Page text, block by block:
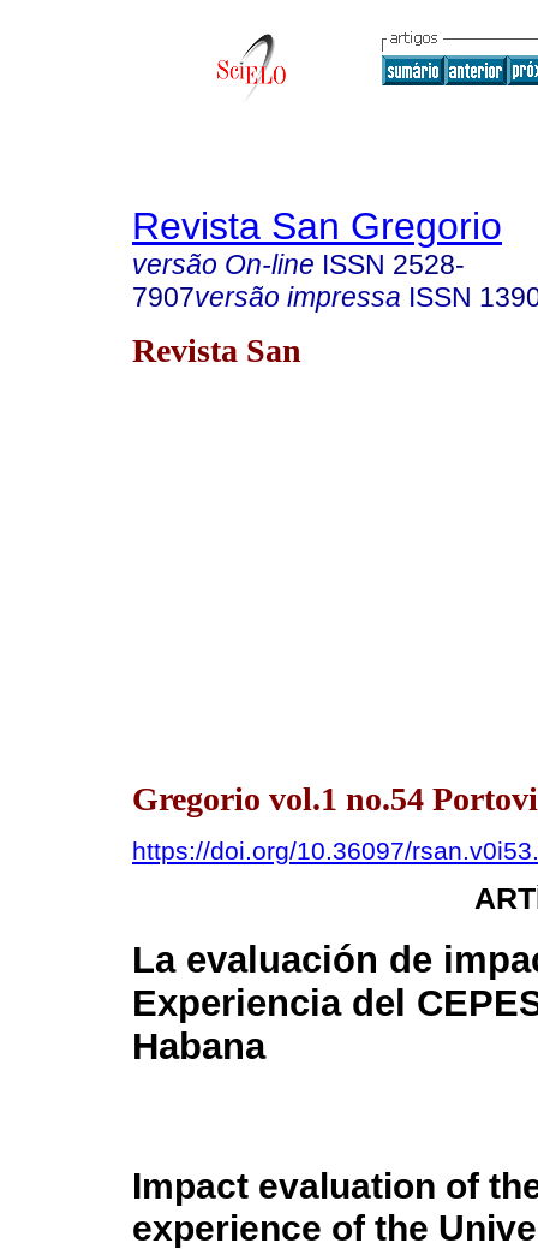
Revista San Gregorio
versão On-line ISSN 2528-
7907versão impressa ISSN
Revista San
Gregorio vol.1 no.54
https://doi.org/10.36097/
La evaluación de
Experiencia del
Habana
Impact evaluation of
experience of the